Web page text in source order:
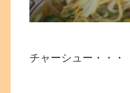
チャーシュー・・・